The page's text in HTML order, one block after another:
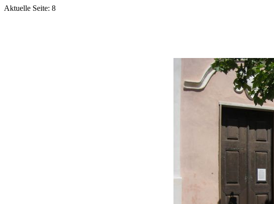
Aktuelle Seite: 8